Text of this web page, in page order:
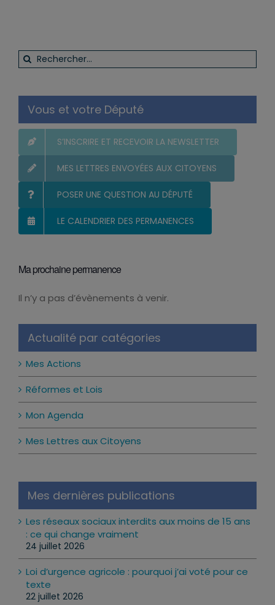
Rechercher:
Vous et votre Député
S’INSCRIRE ET RECEVOIR LA NEWSLETTER
MES LETTRES ENVOYÉES AUX CITOYENS
POSER UNE QUESTION AU DÉPUTÉ
LE CALENDRIER DES PERMANENCES
Ma prochaine permanence
Notice
Il n’y a pas d’évènements à venir.
Actualité par catégories
Mes Actions
Réformes et Lois
Mon Agenda
Mes Lettres aux Citoyens
Mes dernières publications
Les réseaux sociaux interdits aux moins de 15 ans
: ce qui change vraiment
24 juillet 2026
Loi d’urgence agricole : pourquoi j’ai voté pour ce
texte
22 juillet 2026